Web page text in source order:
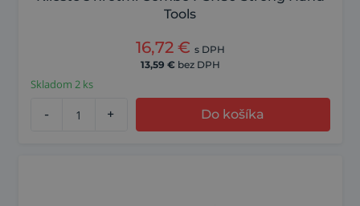
Tools
16,72 € s DPH
13,59 € bez DPH
Skladom 2 ks
- + Do košíka